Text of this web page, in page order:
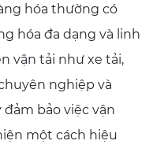
hóa thường có
hóa đa dạng và linh
vận tải như xe tải,
nghiệp và
bảo việc vận
một cách hiệu